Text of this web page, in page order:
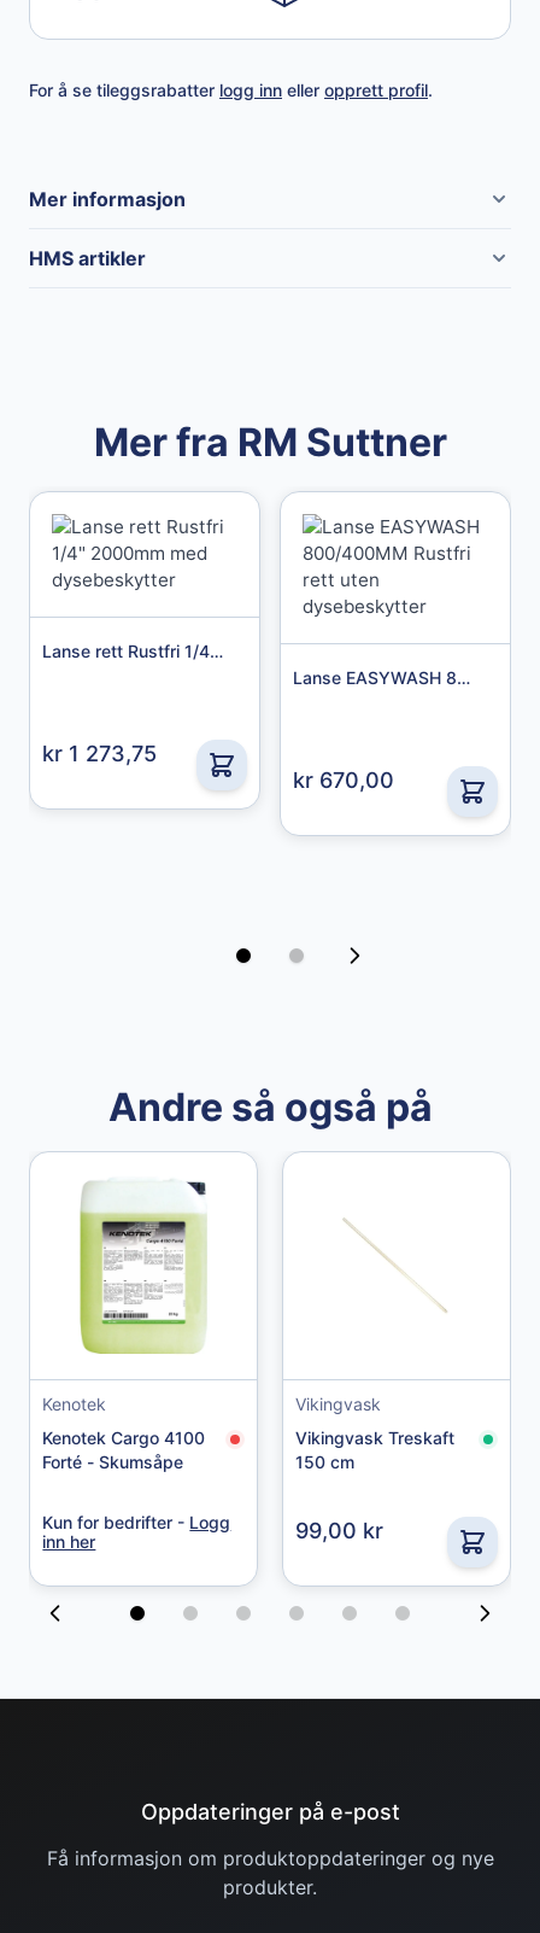
For å se tileggsrabatter logg inn eller opprett profil.
Mer informasjon
Merke
HMS artikler
49,00 kr
Granberg
Granberg Chemical protective gloves str. 11
49,00 kr
Mer fra RM Suttner
Lanse rett Rustfri 1/4" 2000mm med dysebeskytter
kr 1 273,75
Lanse EASYWASH 800/400MM Rustfri rett uten dysebeskytter
kr 670,00
Andre så også på
Kenotek
Kenotek Cargo 4100
Forté - Skumsåpe
Kun for bedrifter - Logg
inn her
Vikingvask
Vikingvask Treskaft
150 cm
99,00 kr
Oppdateringer på e-post
Få informasjon om produktoppdateringer og nye
produkter.